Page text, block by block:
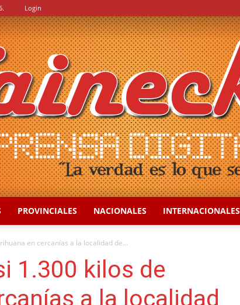
Login
PROVINCIALES NACIONALES INTERNACIONALES
en cercanías a la localidad de...
1.300 kilos de
a la localidad